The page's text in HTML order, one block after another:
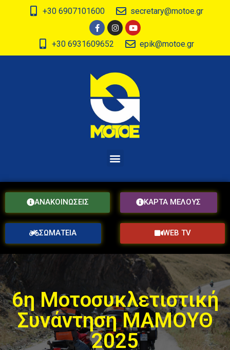
+30 6907101600 secretary@motoe.gr
+30 6931609652 epik@motoe.gr
ΑΝΑΚΟΙΝΩΣΕΙΣ ΚΑΡΤΑ ΜΕΛΟΥΣ
ΣΩΜΑΤΕΙΑ WEB TV
6η Μοτοσυκλετιστική
Συνάντηση ΜΑΜΟΥΘ
2025